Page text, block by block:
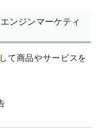
ンジンマーケティ
して商品やサービスを